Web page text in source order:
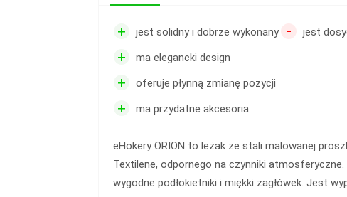
+ jest solidny i dobrze wykonany
+ ma elegancki design
+ oferuje płynną zmianę pozycji
+ ma przydatne akcesoria
- jest
eHokery ORION to leżak ze stali malowanej
Textilene, odpornego na czynniki
wygodne podłokietniki i miękki zagłówek. Jest